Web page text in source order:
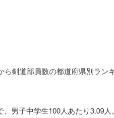
剣道部員数の都道府県別ランキ
男子中学生100人あたり3.09